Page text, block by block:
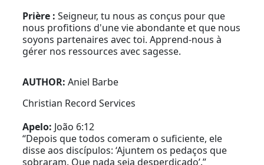
Prière : Seigneur, tu nous as conçus pour que
nous profitions d'une vie abondante et que nous
soyons partenaires avec toi. Apprend-nous à
gérer nos ressources avec sagesse.
AUTHOR:Aniel Barbe
Christian Record Services
Apelo: João 6:12
“Depois que todos comeram o suficiente, ele
disse aos discípulos: ‘Ajuntem os pedaços que
sobraram. Que nada seja desperdiçado’.”